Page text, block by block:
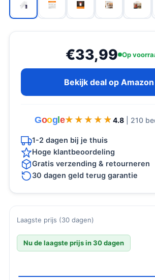
€33,99 Op
Bekijk deal op
Goog e★★★★★
★★★★★ 4.8 | 210
1-2 dagen bij je thuis
Hoge klantbeoordeling
Gratis verzending & retourneren
30 dagen geld terug garantie
Laagste prijs (30 dagen)
Nu de laagste prijs in 30 dagen